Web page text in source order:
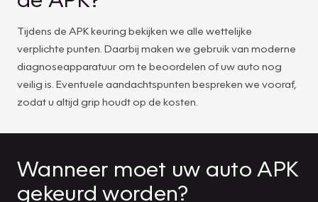
Tijdens de APK keuring bekijken we alle wettelijke
verplichte punten. Daarbij maken we gebruik van moderne
diagnoseapparatuur om te beoordelen of uw auto nog
veilig is. Eventuele aandachtspunten bespreken we vooraf,
zodat u altijd grip houdt op de kosten.
Wanneer moet uw auto APK
gekeurd worden?